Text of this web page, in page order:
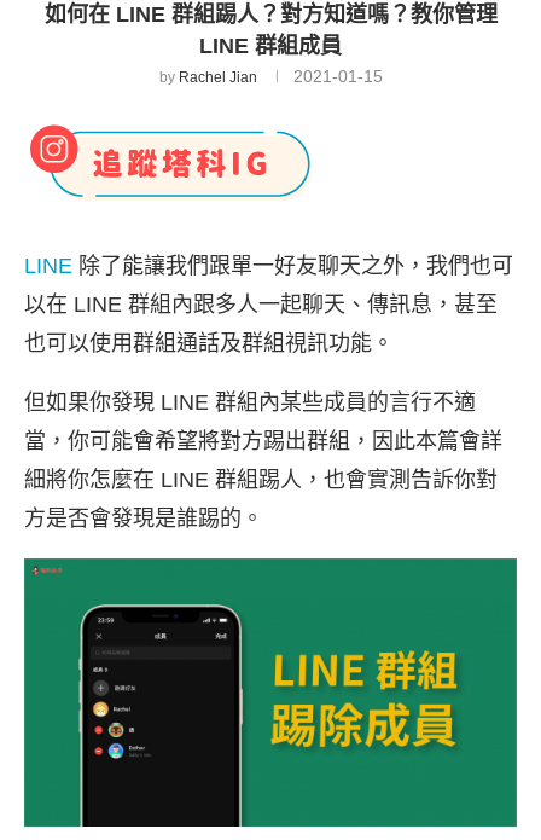
如何在 LINE 群組踢人？對方知道嗎？教你管理
LINE 群組成員
by Rachel Jian 2021-01-15
LINE 除了能讓我們跟單一好友聊天之外，我們也可
以在 LINE 群組內跟多人一起聊天、傳訊息，甚至
也可以使用群組通話及群組視訊功能。
但如果你發現 LINE 群組內某些成員的言行不適
當，你可能會希望將對方踢出群組，因此本篇會詳
細將你怎麼在 LINE 群組踢人，也會實測告訴你對
方是否會發現是誰踢的。